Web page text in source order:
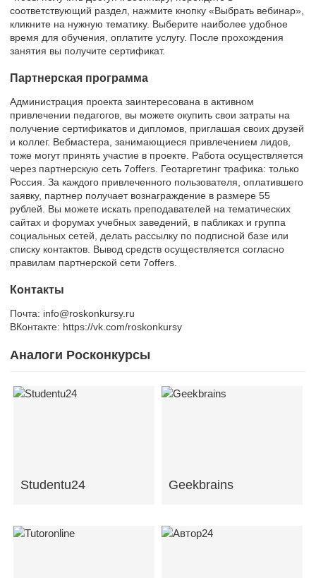
соответствующий раздел, нажмите кнопку «Выбрать вебинар»,
кликните на нужную тематику. Выберите наиболее удобное
время для обучения, оплатите услугу. После прохождения
занятия вы получите сертификат.
Партнерская программа
Администрация проекта заинтересована в активном
привлечении педагогов, вы можете окупить свои затраты на
получение сертификатов и дипломов, приглашая своих друзей
и коллег. Вебмастера, занимающиеся привлечением лидов,
тоже могут принять участие в проекте. Работа осуществляется
через партнерскую сеть 7offers. Геотаргетинг трафика: только
Россия. За каждого привлеченного пользователя, оплатившего
заявку, партнер получает вознаграждение в размере 55
рублей. Вы можете искать преподавателей на тематических
сайтах и форумах учебных заведений, в пабликах и группа
социальных сетей, делать рассылку по подписной базе или
списку контактов. Вывод средств осуществляется согласно
правилам партнерской сети 7offers.
Контакты
Почта: info@roskonkursy.ru
ВКонтакте: https://vk.com/roskonkursy
Аналоги Росконкурсы
Studentu24 Geekbrains